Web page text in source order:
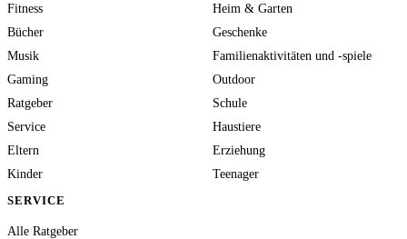
Fitness
Heim & Garten
Bücher
Geschenke
Musik
Familienaktivitäten und -spiele
Gaming
Outdoor
Ratgeber
Schule
Service
Haustiere
Eltern
Erziehung
Kinder
Teenager
SERVICE
Alle Ratgeber